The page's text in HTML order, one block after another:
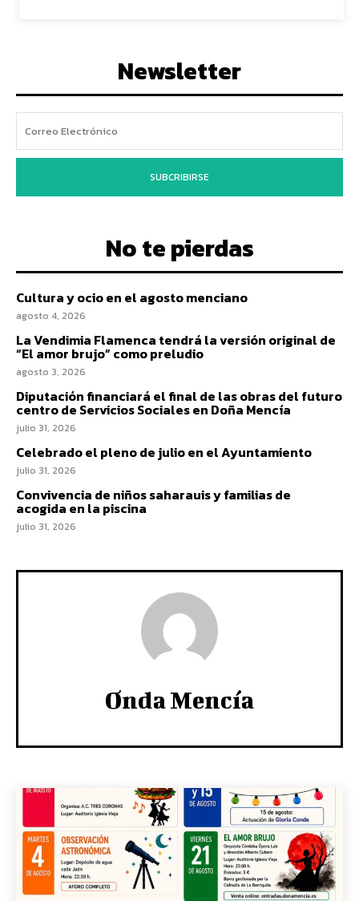
Newsletter
SUBCRIBIRSE
No te pierdas
Cultura y ocio en el agosto menciano
agosto 4, 2026
La Vendimia Flamenca tendrá la versión original de
“El amor brujo” como preludio
agosto 3, 2026
Diputación financiará el final de las obras del futuro
centro de Servicios Sociales en Doña Mencía
julio 31, 2026
Celebrado el pleno de julio en el Ayuntamiento
julio 31, 2026
Convivencia de niños saharauis y familias de
acogida en la piscina
julio 31, 2026
Onda Mencía